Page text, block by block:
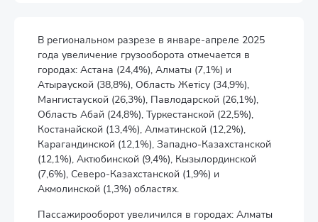
В региональном разрезе в январе-апреле 2025
года увеличение грузооборота отмечается в
городах: Астана (24,4%), Алматы (7,1%) и
Атырауской (38,8%), Область Жетісу (34,9%),
Мангистауской (26,3%), Павлодарской (26,1%),
Область Абай (24,8%), Туркестанской (22,5%),
Костанайской (13,4%), Алматинской (12,2%),
Карагандинской (12,1%), Западно-Казахстанской
(12,1%), Актюбинской (9,4%), Кызылординской
(7,6%), Северо-Казахстанской (1,9%) и
Акмолинской (1,3%) областях.
Пассажирооборот увеличился в городах: Алматы